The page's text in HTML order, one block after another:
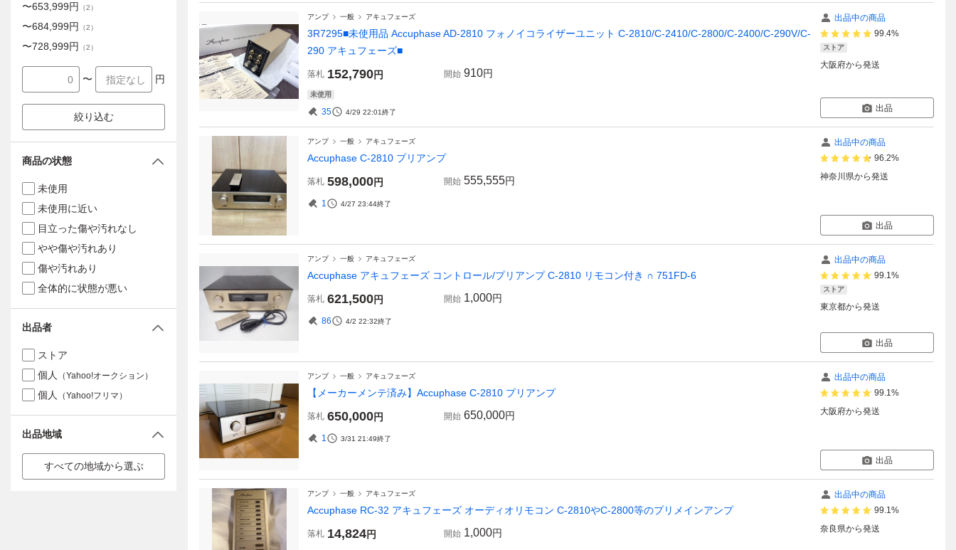
アンプ 一般 アキュフェーズ
3R7295■未使用品 Accuphase AD-2810 フォノイコライザーユニット C-2810/C-2410/C-2800/C-2400/C-290V/C-
290 アキュフェーズ■
落札 152,790円 開始 910円
未使用
35 4/29 22:01終了
出品中の商品
99.4%
ストア
大阪府から発送
出品
アンプ 一般 アキュフェーズ
Accuphase C-2810 プリアンプ
落札 598,000円 開始 555,555円
1 4/27 23:44終了
出品中の商品
96.2%
神奈川県から発送
出品
アンプ 一般 アキュフェーズ
Accuphase アキュフェーズ コントロール/プリアンプ C-2810 リモコン付き ∩ 751FD-6
落札 621,500円 開始 1,000円
86 4/2 22:32終了
出品中の商品
99.1%
ストア
東京都から発送
出品
アンプ 一般 アキュフェーズ
【メーカーメンテ済み】Accuphase C-2810 プリアンプ
落札 650,000円 開始 650,000円
1 3/31 21:49終了
出品中の商品
99.1%
大阪府から発送
出品
アンプ 一般 アキュフェーズ
Accuphase RC-32 アキュフェーズ オーディオリモコン C-2810やC-2800等のプリメインアンプ
落札 14,824円 開始 1,000円
出品中の商品
99.1%
奈良県から発送
〜653,999円 （2）
〜684,999円 （2）
〜728,999円 （2）
〜 円
絞り込む
商品の状態
未使用
未使用に近い
目立った傷や汚れなし
やや傷や汚れあり
傷や汚れあり
全体的に状態が悪い
出品者
ストア
個人
（Yahoo!オークション）
個人 （Yahoo!フリマ）
出品地域
すべての地域から選ぶ